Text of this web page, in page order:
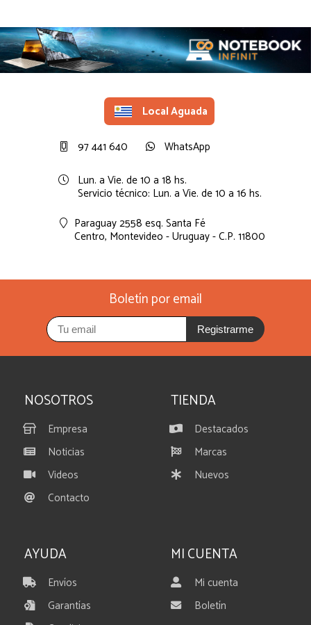
Local Aguada
97 441 640
WhatsApp
Lun. a Vie. de 10 a 18 hs.
Servicio técnico: Lun. a Vie. de 10 a 16 hs.
Paraguay 2558 esq. Santa Fé
Centro, Montevideo - Uruguay - C.P. 11800
Boletín por email
Registrarme
NOSOTROS
Empresa
Noticias
Videos
Contacto
TIENDA
Destacados
Marcas
Nuevos
AYUDA
Envíos
Garantías
MI CUENTA
Mi cuenta
Boletín